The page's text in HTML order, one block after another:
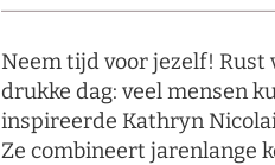
Neem tijd voor jezelf! Rust
drukke dag: veel mensen
inspireerde Kathryn
Ze combineert jarenlange